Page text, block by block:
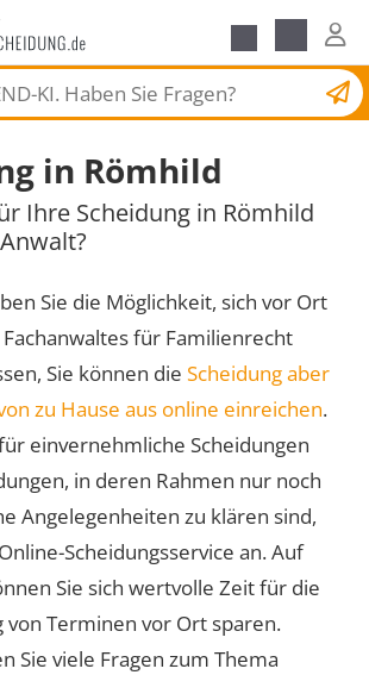
Scheidungsantrag
in Römhild
Ihre Scheidung in Römhild
Sie die Möglichkeit, sich vor Ort
für Familienrecht
Sie können die Scheidung aber
zu Hause aus online einreichen.
einvernehmliche Scheidungen
in deren Rahmen nur noch
Angelegenheiten zu klären sind,
Scheidungsservice an. Auf
Sie sich wertvolle Zeit für die
Terminen vor Ort sparen.
Sie viele Fragen zum Thema